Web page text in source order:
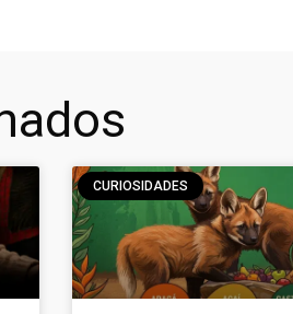
CURIOSIDADES